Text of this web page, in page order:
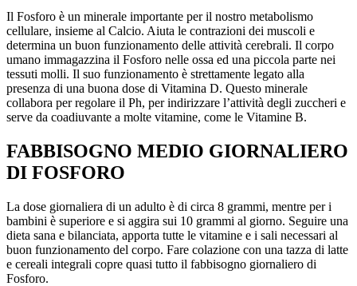
Il Fosforo è un minerale importante per il nostro metabolismo
cellulare, insieme al Calcio. Aiuta le contrazioni dei muscoli e
determina un buon funzionamento delle attività cerebrali. Il corpo
umano immagazzina il Fosforo nelle ossa ed una piccola parte nei
tessuti molli. Il suo funzionamento è strettamente legato alla
presenza di una buona dose di Vitamina D. Questo minerale
collabora per regolare il Ph, per indirizzare l’attività degli zuccheri e
serve da coadiuvante a molte vitamine, come le Vitamine B.
FABBISOGNO MEDIO GIORNALIERO
DI FOSFORO
La dose giornaliera di un adulto è di circa 8 grammi, mentre per i
bambini è superiore e si aggira sui 10 grammi al giorno. Seguire una
dieta sana e bilanciata, apporta tutte le vitamine e i sali necessari al
buon funzionamento del corpo. Fare colazione con una tazza di latte
e cereali integrali copre quasi tutto il fabbisogno giornaliero di
Fosforo.